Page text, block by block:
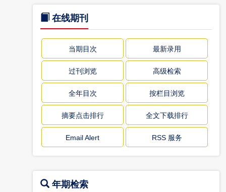
在线期刊
当期目次 最新录用
过刊浏览 高级检索
全年目次 按栏目浏览
摘要点击排行 全文下载排行
Email Alert RSS 服务
年期检索